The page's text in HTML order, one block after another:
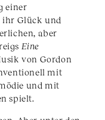
einer
ihr Glück und
aber
Eine
von Gordon
mit
und mit
spielt.